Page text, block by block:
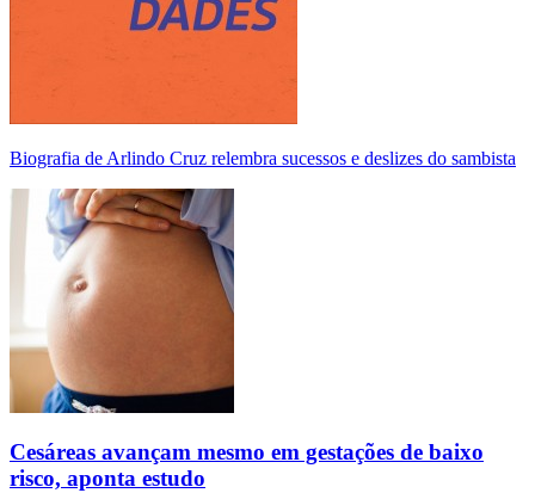
Biografia de Arlindo Cruz relembra sucessos e deslizes do sambista
Cesáreas avançam mesmo em gestações de baixo
risco, aponta estudo